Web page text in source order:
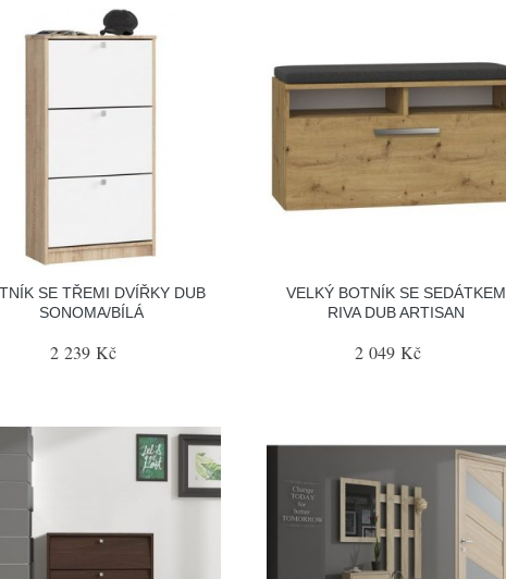
SE TŘEMI DVÍŘKY DUB
SONOMA/BÍLÁ
2 239 Kč
VELKÝ BOTNÍK SE SEDÁTKEM
RIVA DUB ARTISAN
2 049 Kč